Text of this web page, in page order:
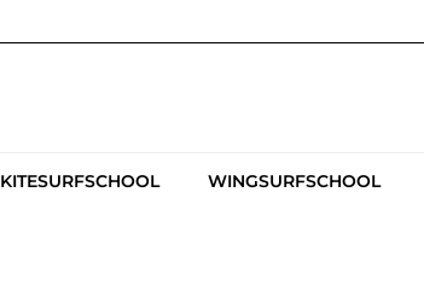
KITESURFSCHOOL WINGSURFSCHOOL